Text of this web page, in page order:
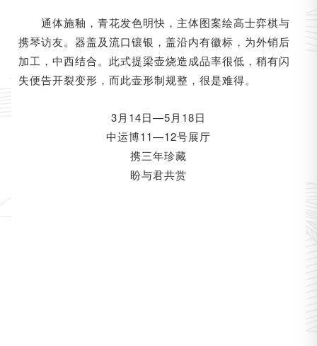
通体施釉，青花发色明快，主体图案绘高士弈棋与
携琴访友。器盖及流口镶银，盖沿内有徽标，为外销后
加工，中西结合。此式提梁壶烧造成品率很低，稍有闪
失便告开裂变形，而此壶形制规整，很是难得。
3月14日—5月18日
中运博11—12号展厅
携三年珍藏
盼与君共赏